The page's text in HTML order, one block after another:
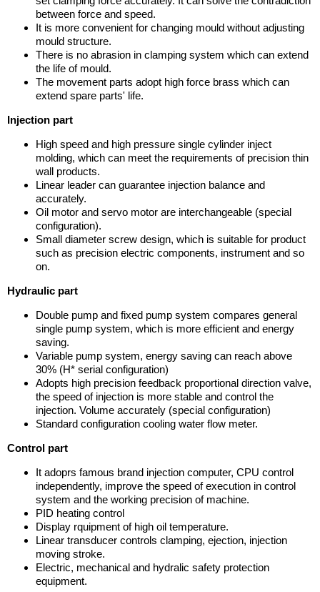
between force and speed.
It is more convenient for changing mould without adjusting
mould structure.
There is no abrasion in clamping system which can extend
the life of mould.
The movement parts adopt high force brass which can
extend spare parts' life.
Injection part
High speed and high pressure single cylinder inject
molding, which can meet the requirements of precision thin
wall products.
Linear leader can guarantee injection balance and
accurately.
Oil motor and servo motor are interchangeable (special
configuration).
Small diameter screw design, which is suitable for product
such as precision electric components, instrument and so
on.
Hydraulic part
Double pump and fixed pump system compares general
single pump system, which is more efficient and energy
saving.
Variable pump system, energy saving can reach above
30% (H* serial configuration)
Adopts high precision feedback proportional direction valve,
the speed of injection is more stable and control the
injection. Volume accurately (special configuration)
Standard configuration cooling water flow meter.
Control part
It adoprs famous brand injection computer, CPU control
independently, improve the speed of execution in control
system and the working precision of machine.
PID heating control
Display rquipment of high oil temperature.
Linear transducer controls clamping, ejection, injection
moving stroke.
Electric, mechanical and hydralic safety protection
equipment.